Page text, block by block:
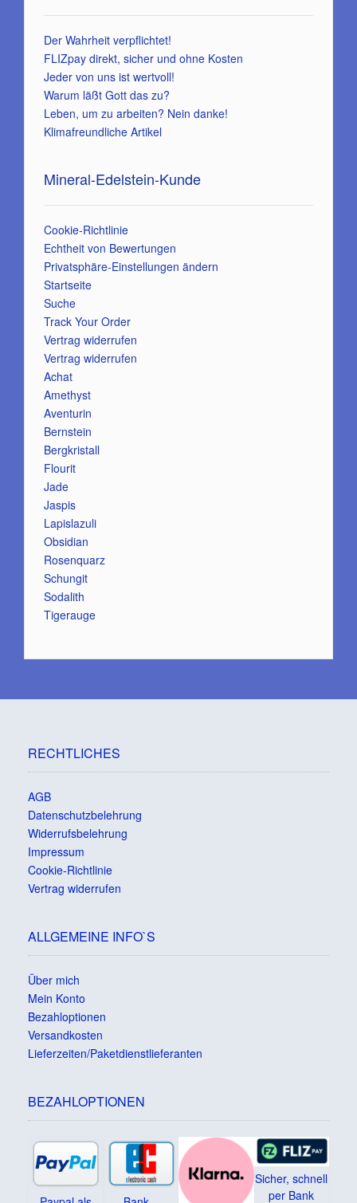
Der Wahrheit verpflichtet!
FLIZpay direkt, sicher und ohne Kosten
Jeder von uns ist wertvoll!
Warum läßt Gott das zu?
Leben, um zu arbeiten? Nein danke!
Klimafreundliche Artikel
Mineral-Edelstein-Kunde
Cookie-Richtlinie
Echtheit von Bewertungen
Privatsphäre-Einstellungen ändern
Startseite
Suche
Track Your Order
Vertrag widerrufen
Vertrag widerrufen
Achat
Amethyst
Aventurin
Bernstein
Bergkristall
Flourit
Jade
Jaspis
Lapislazuli
Obsidian
Rosenquarz
Schungit
Sodalith
Tigerauge
RECHTLICHES
AGB
Datenschutzbelehrung
Widerrufsbelehrung
Impressum
Cookie-Richtlinie
Vertrag widerrufen
ALLGEMEINE INFO`S
Über mich
Mein Konto
Bezahloptionen
Versandkosten
Lieferzeiten/Paketdienstlieferanten
BEZAHLOPTIONEN
Sicher, schnell
per Bank